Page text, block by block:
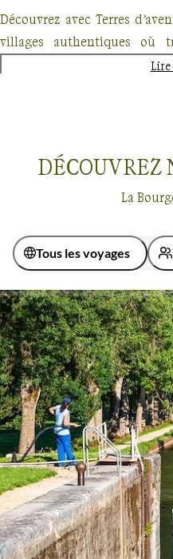
94% de
Découvrez avec Terres
villages authentiques où
nature se côtoient avec
Saône, Tournus, Beaune
région. Des séjours sur les
idéal pour les adultes et
d’Alésia.
Lire
DÉCOUVREZ
La
Tous les voyages
Budget
Moins de 750 € De
De 1 250 à 2 000 €
Âge des enfants
Les 2/5 ans Les
Les 14/16 ans